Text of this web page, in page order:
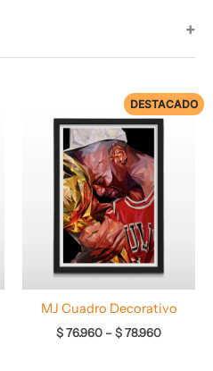
DESTACADO
MJ Cuadro Decorativo
$76.960 –$78.960
Rango
de